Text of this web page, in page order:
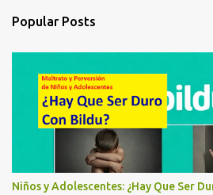
Popular Posts
Niños y Adolescentes: ¿Hay Que Ser